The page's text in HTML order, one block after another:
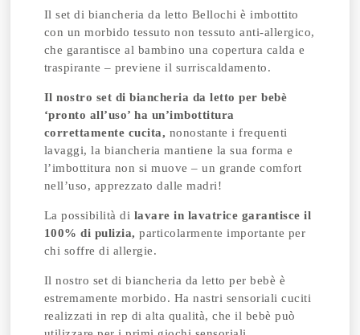
Il set di biancheria da letto Bellochi è imbottito
con un morbido tessuto non tessuto anti-allergico,
che garantisce al bambino una copertura calda e
traspirante – previene il surriscaldamento.
Il nostro set di biancheria da letto per bebè
‘pronto all’uso’ ha un’imbottitura
correttamente cucita, nonostante i frequenti
lavaggi, la biancheria mantiene la sua forma e
l’imbottitura non si muove – un grande comfort
nell’uso, apprezzato dalle madri!
La possibilità di lavare in lavatrice garantisce il
100% di pulizia, particolarmente importante per
chi soffre di allergie.
Il nostro set di biancheria da letto per bebè è
estremamente morbido. Ha nastri sensoriali cuciti
realizzati in rep di alta qualità, che il bebè può